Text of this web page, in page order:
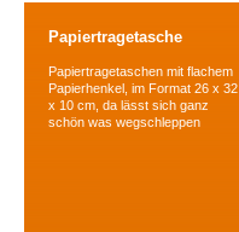
Papiertragetasche
Papiertragetaschen mit flachem
Papierhenkel, im Format 26 x 32
x 10 cm, da lässt sich ganz
schön was wegschleppen